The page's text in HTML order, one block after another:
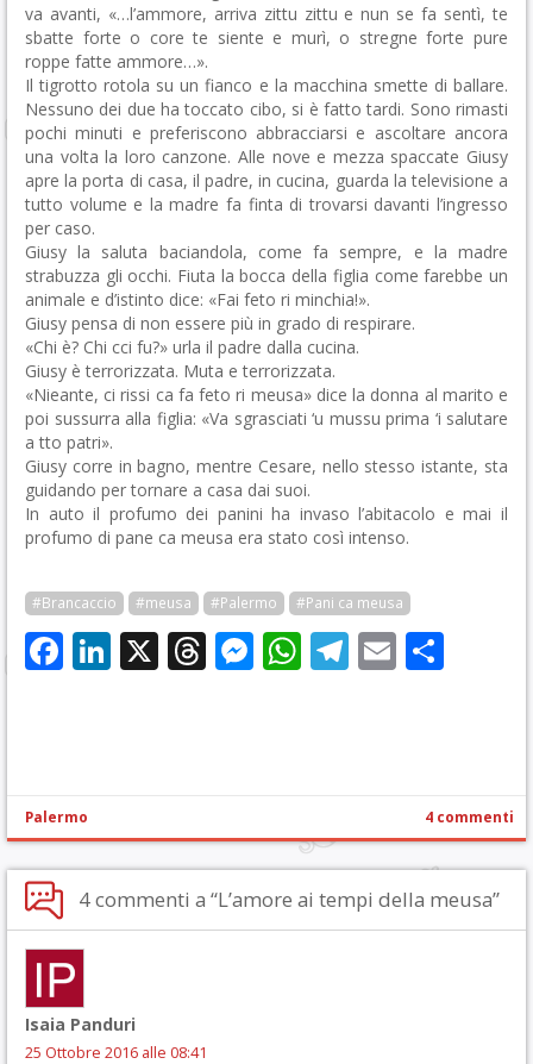
va avanti, «…l’ammore, arriva zittu zittu e nun se fa sentì, te
sbatte forte o core te siente e murì, o stregne forte pure
roppe fatte ammore…».
Il tigrotto rotola su un fianco e la macchina smette di ballare.
Nessuno dei due ha toccato cibo, si è fatto tardi. Sono rimasti
pochi minuti e preferiscono abbracciarsi e ascoltare ancora
una volta la loro canzone. Alle nove e mezza spaccate Giusy
apre la porta di casa, il padre, in cucina, guarda la televisione a
tutto volume e la madre fa finta di trovarsi davanti l’ingresso
per caso.
Giusy la saluta baciandola, come fa sempre, e la madre
strabuzza gli occhi. Fiuta la bocca della figlia come farebbe un
animale e d’istinto dice: «Fai feto ri minchia!».
Giusy pensa di non essere più in grado di respirare.
«Chi è? Chi cci fu?» urla il padre dalla cucina.
Giusy è terrorizzata. Muta e terrorizzata.
«Nieante, ci rissi ca fa feto ri meusa» dice la donna al marito e
poi sussurra alla figlia: «Va sgrasciati ‘u mussu prima ‘i salutare
a tto patri».
Giusy corre in bagno, mentre Cesare, nello stesso istante, sta
guidando per tornare a casa dai suoi.
In auto il profumo dei panini ha invaso l’abitacolo e mai il
profumo di pane ca meusa era stato così intenso.
#Brancaccio #meusa #Palermo #Pani ca meusa
Facebook
LinkedIn
X Threads
Messenger
WhatsApp
Telegram
Email
Palermo 4 commenti
4 commenti a “L’amore ai tempi della meusa”
Isaia Panduri
25 Ottobre 2016 alle 08:41